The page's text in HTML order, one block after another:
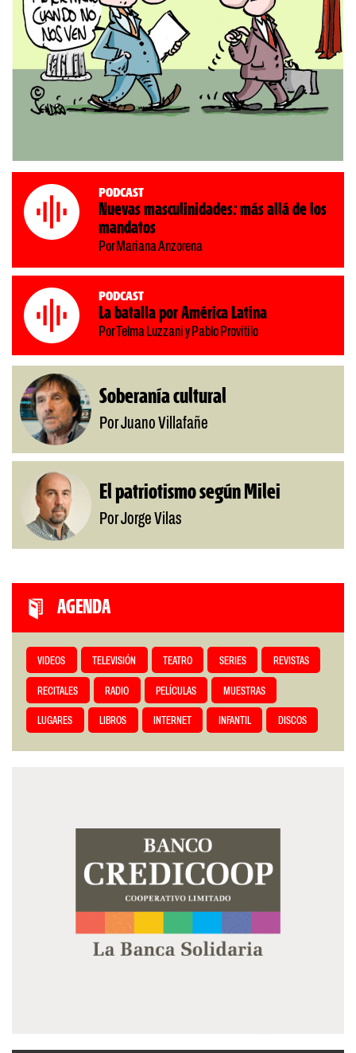
Podcast
Nuevas masculinidades: más allá de los
mandatos
Por Mariana Anzorena
Podcast
La batalla por América Latina
Por Telma Luzzani y Pablo Provitilo
Soberanía cultural
Por Juano Villafañe
El patriotismo según Milei
Por Jorge Vilas
AGENDA
VIDEOS TELEVISIÓN TEATRO SERIES REVISTAS
RECITALES RADIO PELÍCULAS MUESTRAS
LUGARES LIBROS INTERNET INFANTIL DISCOS